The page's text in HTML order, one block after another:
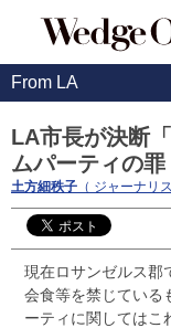
From LA
LA市長が決断
ムパーティの罪
土方細秩子 （ ジャーナリ
現在ロサンゼルス郡
会食等を禁じている
ーティに関してはこ